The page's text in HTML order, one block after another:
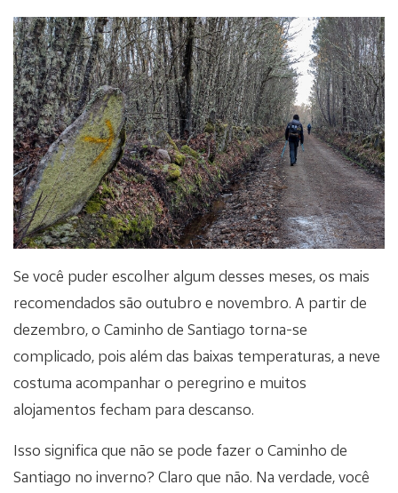
Se você puder escolher algum desses meses, os mais
recomendados são outubro e novembro. A partir de
dezembro, o Caminho de Santiago torna-se
complicado, pois além das baixas temperaturas, a neve
costuma acompanhar o peregrino e muitos
alojamentos fecham para descanso.
Isso significa que não se pode fazer o Caminho de
Santiago no inverno? Claro que não. Na verdade, você